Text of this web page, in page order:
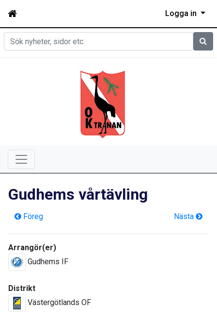
Logga in
Sök
Gudhems vårtävling
Föreg Nästa
Arrangör(er)
Gudhems IF
Distrikt
Västergötlands OF